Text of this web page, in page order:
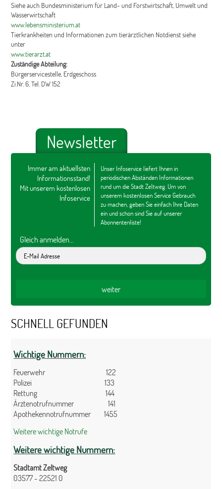
Siehe auch Bundesministerium für Land- und Forstwirtschaft, Umwelt und
Wasserwirtschaft
www.lebensministerium.at
Tierkrankheiten und Informationen zum tierärztlichen Notdienst siehe
unter
www.tierarzt.at
Zuständige Abteilung:
Bürgerservicestelle, Erdgeschoss
Zi.Nr. 6, Tel. DW 152
Newsletter
Immer am aktuellsten
Informationsstand!
Mit unserem kostenlosen
Infoservice
Unser Infoservice liefert Ihnen in
periodischen Abständen Informationen
rund um die Stadt Zeltweg. Um von
unserem kostenlosen Service Gebrauch
zu machen, geben Sie einfach Ihre Daten
ein und schon sind Sie auf unserer
Abonnentenliste!
Gleich anmelden...
SCHNELL GEFUNDEN
Wichtige Nummern:
Feuerwehr 122
Polizei 133
Rettung 144
Ärztenotrufnummer 141
Apothekennotrufnummer 1455
Weitere wichtige Notrufe
Weitere wichtige Nummern:
Stadtamt Zeltweg
03577 - 22521 0